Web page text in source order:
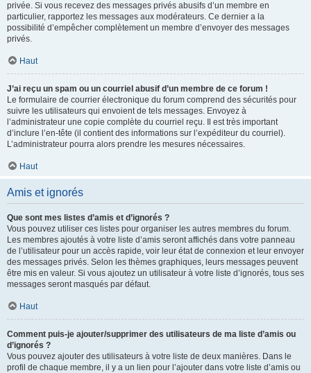
privée. Si vous recevez des messages privés abusifs d’un membre en
particulier, rapportez les messages aux modérateurs. Ce dernier a la
possibilité d’empêcher complètement un membre d’envoyer des messages
privés.
Haut
J’ai reçu un spam ou un courriel abusif d’un membre de ce forum !
Le formulaire de courrier électronique du forum comprend des sécurités pour
suivre les utilisateurs qui envoient de tels messages. Envoyez à
l’administrateur une copie complète du courriel reçu. Il est très important
d’inclure l’en-tête (il contient des informations sur l’expéditeur du courriel).
L’administrateur pourra alors prendre les mesures nécessaires.
Haut
Amis et ignorés
Que sont mes listes d’amis et d’ignorés ?
Vous pouvez utiliser ces listes pour organiser les autres membres du forum.
Les membres ajoutés à votre liste d’amis seront affichés dans votre panneau
de l’utilisateur pour un accès rapide, voir leur état de connexion et leur envoyer
des messages privés. Selon les thèmes graphiques, leurs messages peuvent
être mis en valeur. Si vous ajoutez un utilisateur à votre liste d’ignorés, tous ses
messages seront masqués par défaut.
Haut
Comment puis-je ajouter/supprimer des utilisateurs de ma liste d’amis ou
d’ignorés ?
Vous pouvez ajouter des utilisateurs à votre liste de deux manières. Dans le
profil de chaque membre, il y a un lien pour l’ajouter dans votre liste d’amis ou